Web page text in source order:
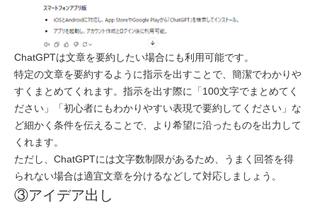
ChatGPTは文章を要約したい場合にも利用可能です。
特定の文章を要約するように指示を出すことで、簡潔でわかりや
すくまとめてくれます。指示を出す際に「100文字でまとめてく
ださい」「初心者にもわかりやすい表現で要約してください」な
ど細かく条件を伝えることで、より希望に沿ったものを出力して
くれます。
ただし、ChatGPTには文字数制限があるため、うまく回答を得
られない場合は適宜文章を分けるなどして対応しましょう。
③アイデア出し